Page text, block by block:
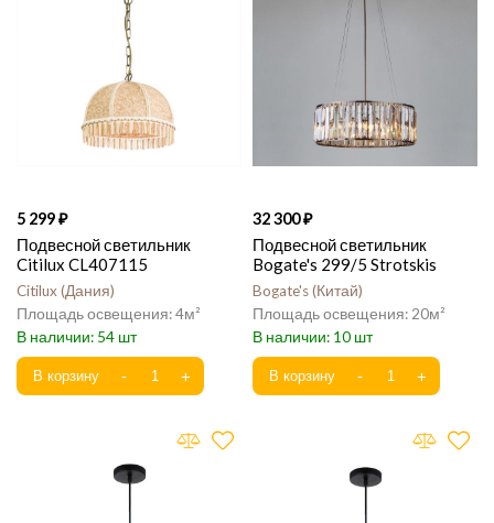
5 299
Подвесной светильник
Citilux CL407115
Citilux Дания
4
54
32 300
Подвесной светильник
Bogate's 299/5 Strotskis
Bogate's Китай
20
10